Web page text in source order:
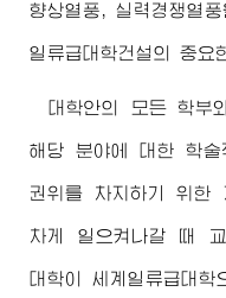
향상열풍, 실력경쟁열
일류급대학건설의 중요
대학안의 모든 학부
해당 분야에 대한 학술
권위를 차지하기 위한
차게 일으켜나갈 때
대학이 세계일류급대